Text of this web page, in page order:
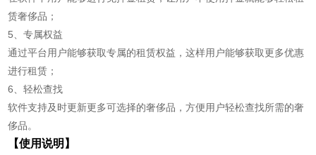
赁奢侈品；
5、专属权益
通过平台用户能够获取专属的租赁权益，这样用户能够获取更多优惠
进行租赁；
6、轻松查找
软件支持及时更新更多可选择的奢侈品，方便用户轻松查找所需的奢
侈品。
【使用说明】